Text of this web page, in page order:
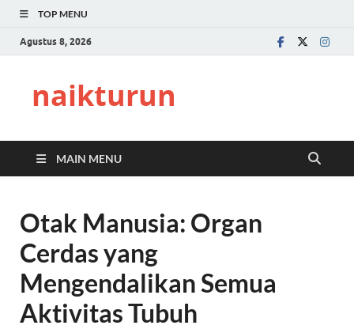
TOP MENU
Agustus 8, 2026
naikturun
MAIN MENU
Otak Manusia: Organ
Cerdas yang
Mengendalikan Semua
Aktivitas Tubuh